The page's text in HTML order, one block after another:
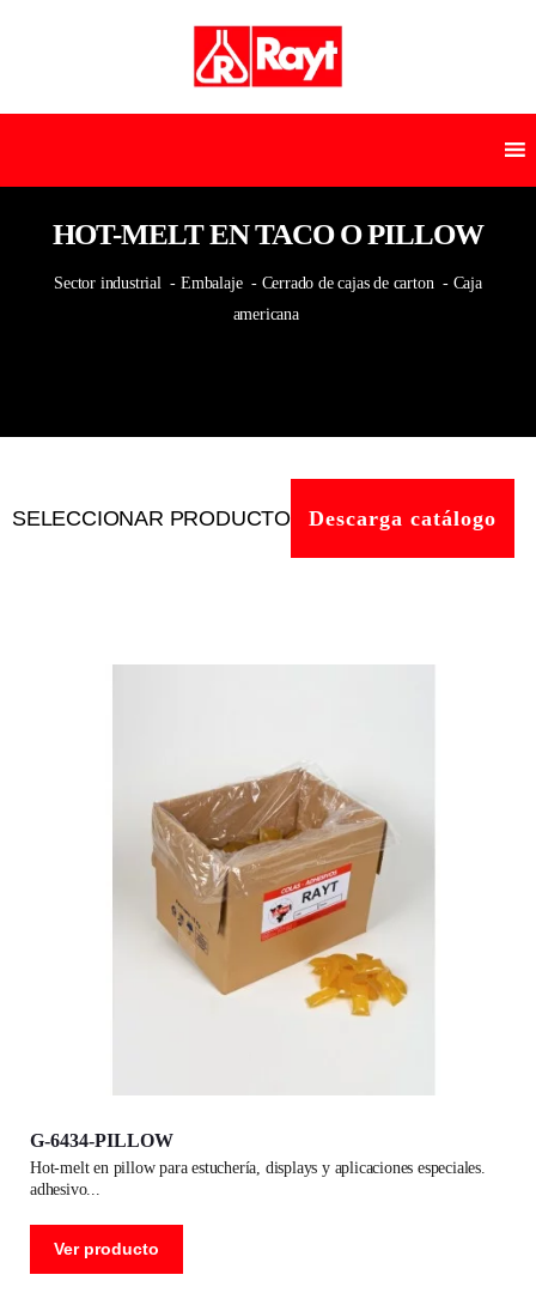
HOT-MELT EN TACO O PILLOW
Sector industrial - Embalaje - Cerrado de cajas de carton - Caja
americana
SELECCIONAR PRODUCTO Descarga catálogo
G-6434-PILLOW
hot-melt en pillow para estuchería, displays y aplicaciones especiales.
adhesivo
Ver producto